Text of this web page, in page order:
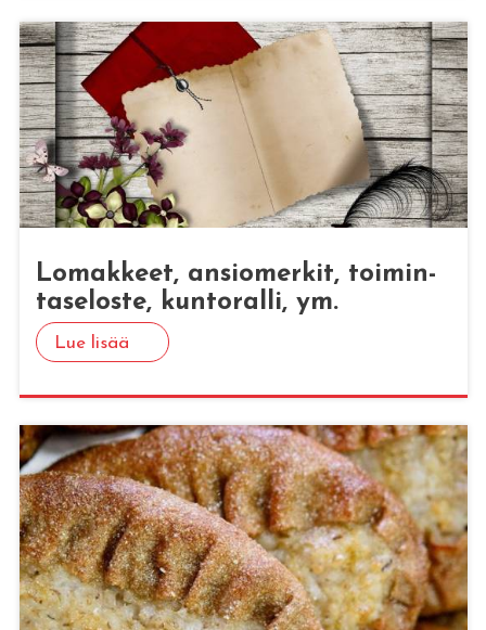
Lo­mak­keet, an­sio­mer­kit, toi­min­
ta­se­los­te, kun­to­ral­li, ym.
Lue lisää